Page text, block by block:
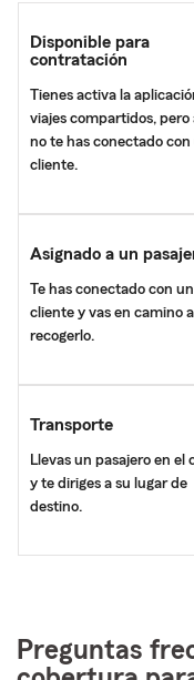
Disponible para
contratación
Tienes activa la
viajes compartidos, pero
no te has conectado con
cliente.
Asignado a un
Te has conectado con un
cliente y vas en camino a
recogerlo.
Transporte
Llevas un pasajero en el
y te diriges a su lugar de
destino.
Preguntas